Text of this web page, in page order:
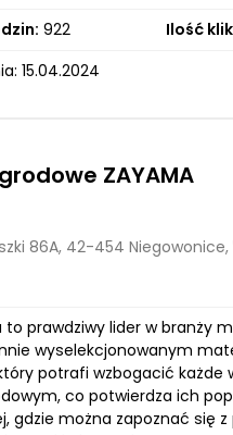
922 Ilość
15.04.2024
ZAYAMA
86A, 42-454 Niegowonice,
to prawdziwy lider w branży
wyselekcjonowanym
potrafi wzbogacić każde
co potwierdza ich
gdzie można zapoznać się